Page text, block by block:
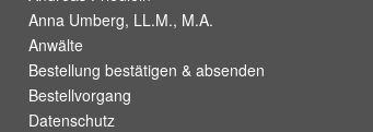
Anna Umberg, LL.M., M.A.
Anwälte
Bestellung bestätigen & absenden
Bestellvorgang
Datenschutz